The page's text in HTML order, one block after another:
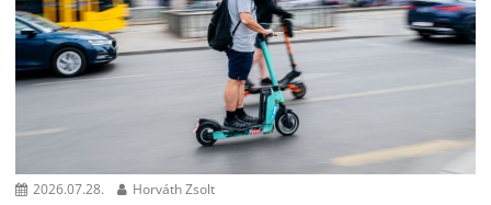
2026.07.28. Horváth Zsolt